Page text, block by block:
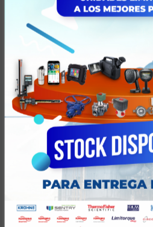
Aplicaciones
Tiempos y Condiciones de
Valoraciones (0)
Productos